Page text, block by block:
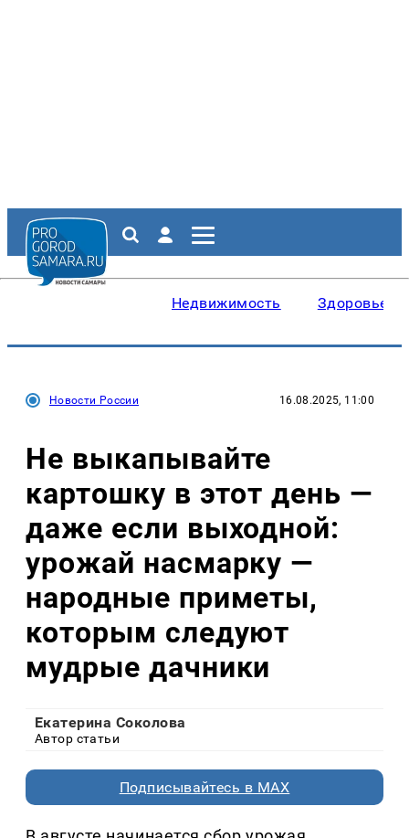
Недвижимость Здоровье
Новости России 16.08.2025, 11:00
Не выкапывайте
картошку в этот день —
даже если выходной:
урожай насмарку —
народные приметы,
которым следуют
мудрые дачники
Екатерина Соколова
Автор статьи
Подписывайтесь в MAX